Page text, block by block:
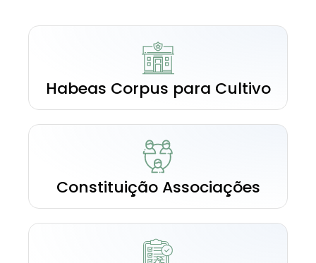
Habeas Corpus para Cultivo
Constituição Associações